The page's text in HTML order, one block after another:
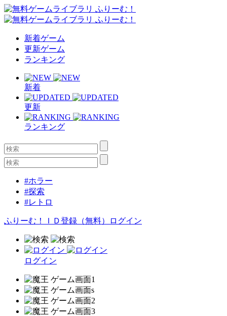
新着ゲーム
更新ゲーム
ランキング
新着
更新
ランキング
#ホラー
#探索
#レトロ
ふりーむ！ＩＤ登録（無料） ログイン
ログイン